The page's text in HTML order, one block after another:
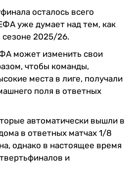
осталось всего
уже думает над тем, как
сезоне 2025/26.
может изменить свои
чтобы команды,
места в лиге, получали
поля в ответных
автоматически вышли в
в ответных матчах 1/8
однако в настоящее время
и